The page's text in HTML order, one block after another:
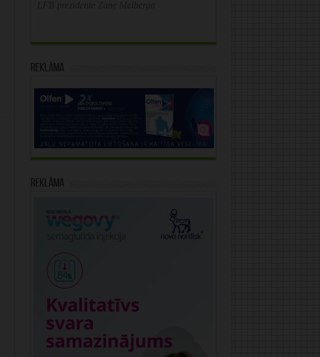
Reklāma
Reklāma